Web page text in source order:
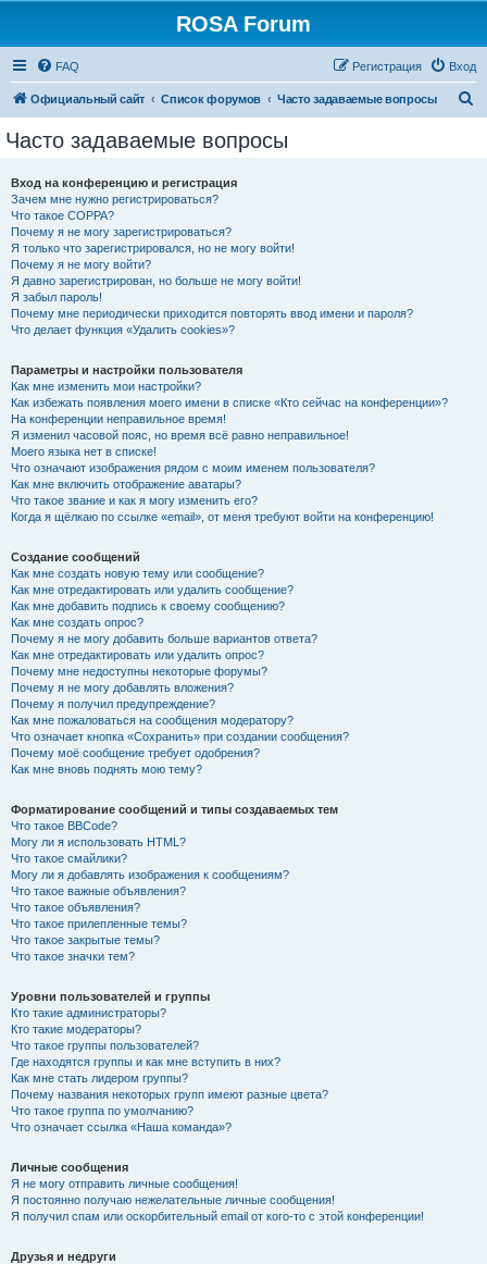
ROSA Forum
FAQ Вход
Регистрация
Официальный сайт Список форумов Часто задаваемые вопросы
Часто задаваемые вопросы
Вход на конференцию и регистрация
Зачем мне нужно регистрироваться?
Что такое COPPA?
Почему я не могу зарегистрироваться?
Я только что зарегистрировался, но не могу войти!
Почему я не могу войти?
Я давно зарегистрирован, но больше не могу войти!
Я забыл пароль!
Почему мне периодически приходится повторять ввод имени и пароля?
Что делает функция «Удалить cookies»?
Параметры и настройки пользователя
Как мне изменить мои настройки?
Как избежать появления моего имени в списке «Кто сейчас на конференции»?
На конференции неправильное время!
Я изменил часовой пояс, но время всё равно неправильное!
Моего языка нет в списке!
Что означают изображения рядом с моим именем пользователя?
Как мне включить отображение аватары?
Что такое звание и как я могу изменить его?
Когда я щёлкаю по ссылке «email», от меня требуют войти на конференцию!
Создание сообщений
Как мне создать новую тему или сообщение?
Как мне отредактировать или удалить сообщение?
Как мне добавить подпись к своему сообщению?
Как мне создать опрос?
Почему я не могу добавить больше вариантов ответа?
Как мне отредактировать или удалить опрос?
Почему мне недоступны некоторые форумы?
Почему я не могу добавлять вложения?
Почему я получил предупреждение?
Как мне пожаловаться на сообщения модератору?
Что означает кнопка «Сохранить» при создании сообщения?
Почему моё сообщение требует одобрения?
Как мне вновь поднять мою тему?
Форматирование сообщений и типы создаваемых тем
Что такое BBCode?
Могу ли я использовать HTML?
Что такое смайлики?
Могу ли я добавлять изображения к сообщениям?
Что такое важные объявления?
Что такое объявления?
Что такое прилепленные темы?
Что такое закрытые темы?
Что такое значки тем?
Уровни пользователей и группы
Кто такие администраторы?
Кто такие модераторы?
Что такое группы пользователей?
Где находятся группы и как мне вступить в них?
Как мне стать лидером группы?
Почему названия некоторых групп имеют разные цвета?
Что такое группа по умолчанию?
Что означает ссылка «Наша команда»?
Личные сообщения
Я не могу отправить личные сообщения!
Я постоянно получаю нежелательные личные сообщения!
Я получил спам или оскорбительный email от кого-то с этой конференции!
Друзья и недруги